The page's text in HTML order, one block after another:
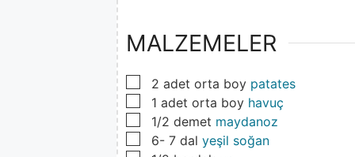
MALZEMELER
▢
2 adet orta boy patates
▢
1 adet orta boy havuç
▢
1/2 demet maydanoz
▢
6- 7 dal yeşil soğan